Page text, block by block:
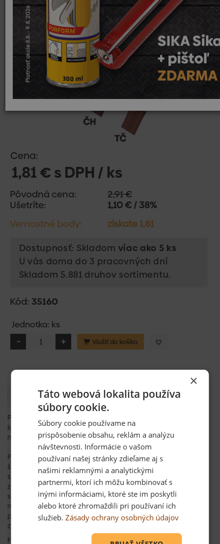
Cena:
1,81 € s DPH / ks
Pôvodná cena:
2,91 €
Ušetríte:
1,10 € / 38%
Vernostné body:
získate 1,81
Dostupnosť: Skladom viac ako 5 ks
U vás doma do 3 pracovných dní
Skladom 5.881 druhov sortimentu.
Kód: 35160
Jednotka: ks
Vložiť do košíka
Protisnehové háky zabraňujú skĺzavaniu snehu zo strechy.
Ich odporúčané množstvo závisí od sklonu strechy a od
množstva snehových zrážok oblasti.
Protisnehové háky sa používajú spoločne s protisnehovými
škridlami, ktoré sú opatrené výrezom na spodnej strane. Ten
slúži na prekrytie protisnehového háku a vďaka nemu sa
zvyšuje bezpečnosť konštrukcie strechy pri polietavom
snehu a vetrom hnanom daždi. Výrez pre hák je opatrený
nástrekom vo farbe tašky. Jeho presnosť navyše zaisťuje
pravidelné rozmiestnenie protisnehových hákov, čím sa
zvyšuje estetický dojem z celej strechy.
Farba: tmavohnedá
×
Táto webová lokalita používa
súbory cookie.
Súbory cookie používame na
prispôsobenie obsahu, reklám a analýzu
návštevnosti. Informácie o vašom
používaní našej stránky zdieľame aj s
našimi reklamnými a analytickými
partnermi, ktorí ich môžu kombinovať s
inými informáciami, ktoré ste im poskytli
alebo ktoré zhromaždili pri používaní ich
služieb.Zásady ochrany osobných údajov